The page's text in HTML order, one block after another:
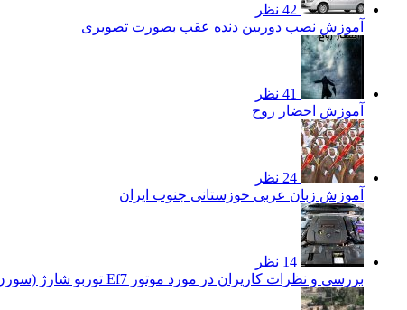
42 نظر
آموزش نصب دوربین دنده عقب بصورت تصویری
41 نظر
آموزش احضار روح
24 نظر
آموزش زبان عربی خوزستانی جنوب ایران
14 نظر
بررسی و نظرات کاریران در مورد موتور Ef7 توربو شارژ (سورن توربو)